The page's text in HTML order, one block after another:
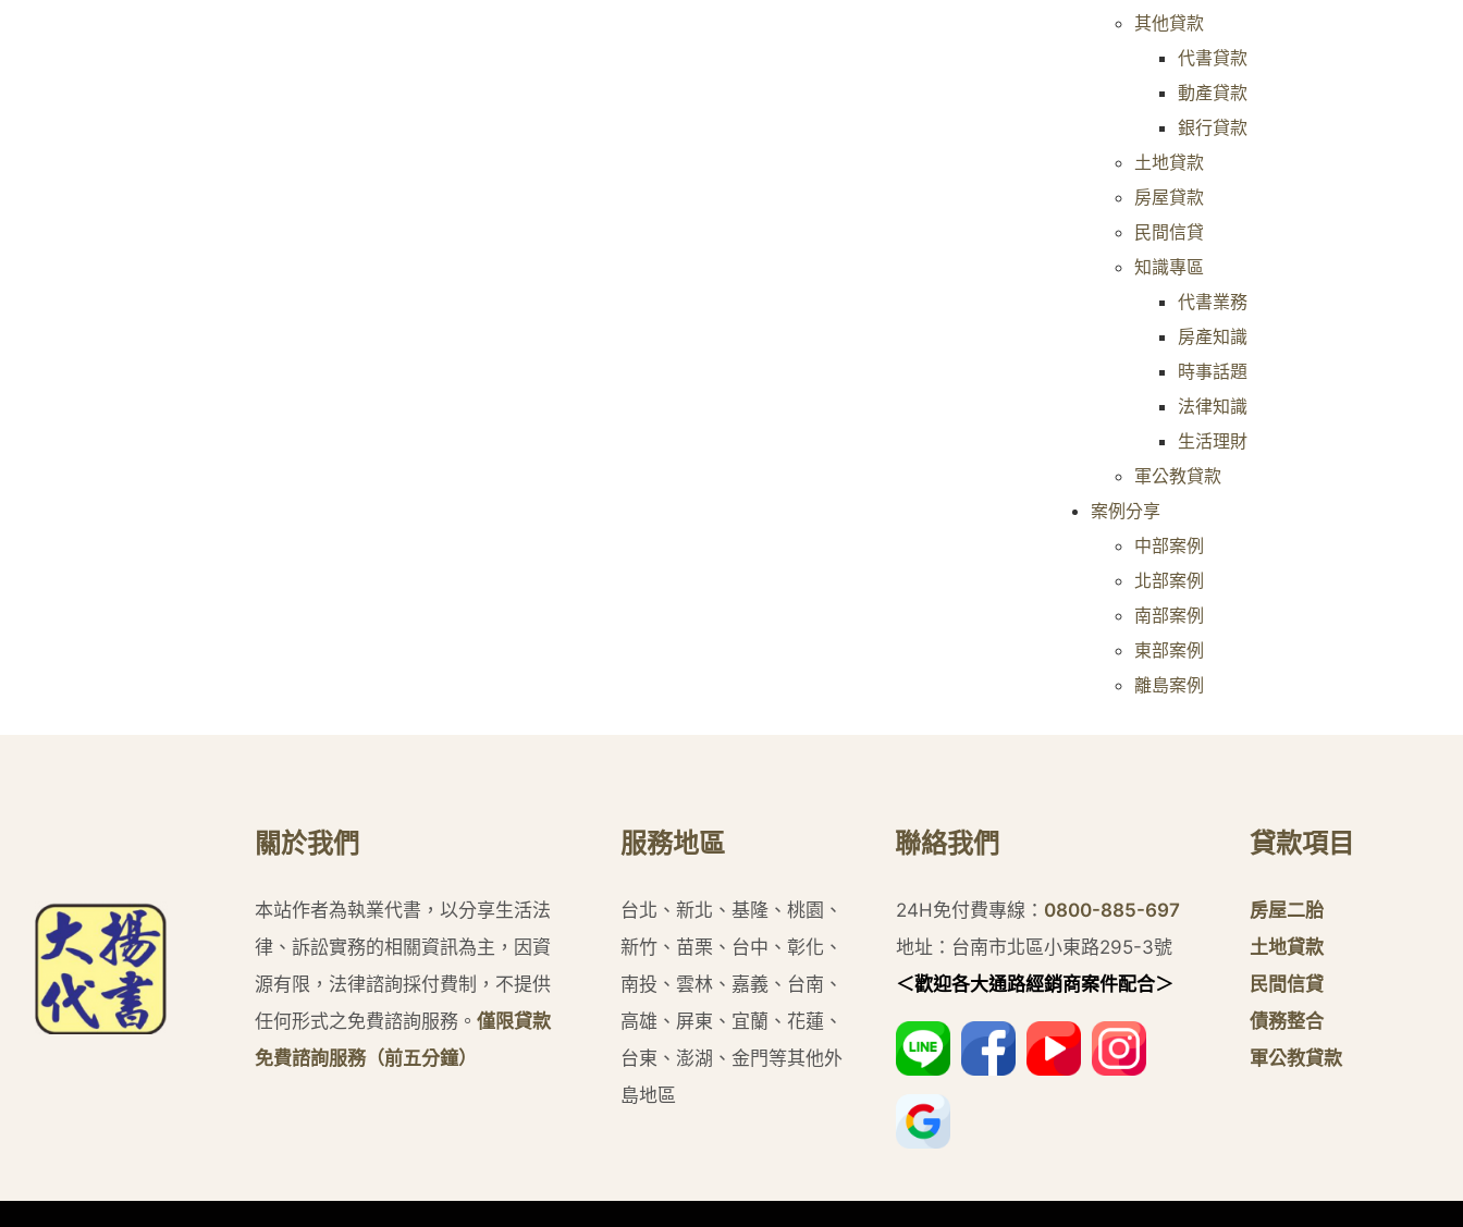
其他貸款
代書貸款
動產貸款
銀行貸款
土地貸款
房屋貸款
民間信貸
知識專區
代書業務
房產知識
時事話題
法律知識
生活理財
軍公教貸款
案例分享
中部案例
北部案例
南部案例
東部案例
離島案例
關於我們
本站作者為執業代書，以分享生活法
律、訴訟實務的相關資訊為主，因資
源有限，法律諮詢採付費制，不提供
任何形式之免費諮詢服務。 僅限貸款
免費諮詢服務（前五分鐘）
服務地區
台北、新北、基隆、桃園、
新竹、苗栗、台中、彰化、
南投、雲林、嘉義、台南、
高雄、屏東、宜蘭、花蓮、
台東、澎湖、金門等其他外
島地區
聯絡我們
24H免付費專線： 0800-885-697
地址：台南市北區小東路295-3號
＜歡迎各大通路經銷商案件配合＞
貸款項目
房屋二胎
土地貸款
民間信貸
債務整合
軍公教貸款